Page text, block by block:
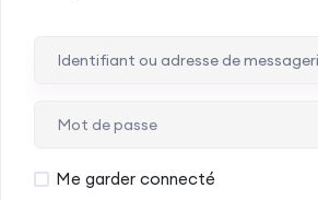
Me garder connecté